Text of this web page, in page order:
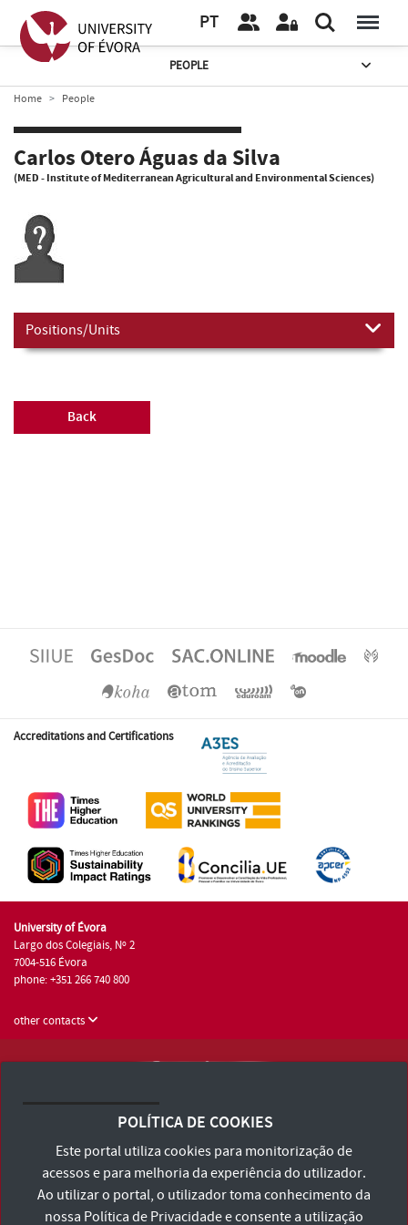
PT
PEOPLE
Home People
Carlos Otero Águas da Silva
(MED - Institute of Mediterranean Agricultural and Environmental Sciences)
Positions/Units
Back
Accreditations and Certifications
University of Évora
Largo dos Colegiais, Nº 2
7004-516 Évora
phone: +351 266 740 800
other contacts
Terms and Conditions and Privacy Policy
Accessibility Statement
POLÍTICA DE COOKIES
Este portal utiliza cookies para monitorização de
acessos e para melhoria da experiência do utilizador.
Ao utilizar o portal, o utilizador toma conhecimento da
nossa Política de Privacidadee consente a utilização